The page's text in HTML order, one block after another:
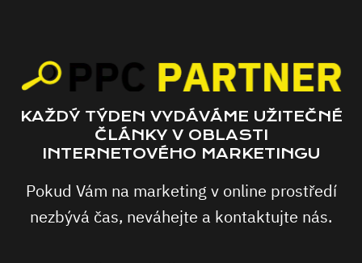
KAŽDÝ TÝDEN VYDÁVÁME UŽITEČNÉ
ČLÁNKY V OBLASTI
INTERNETOVÉHO MARKETINGU
Pokud Vám na marketing v online prostředí
nezbývá čas, neváhejte a kontaktujte nás.